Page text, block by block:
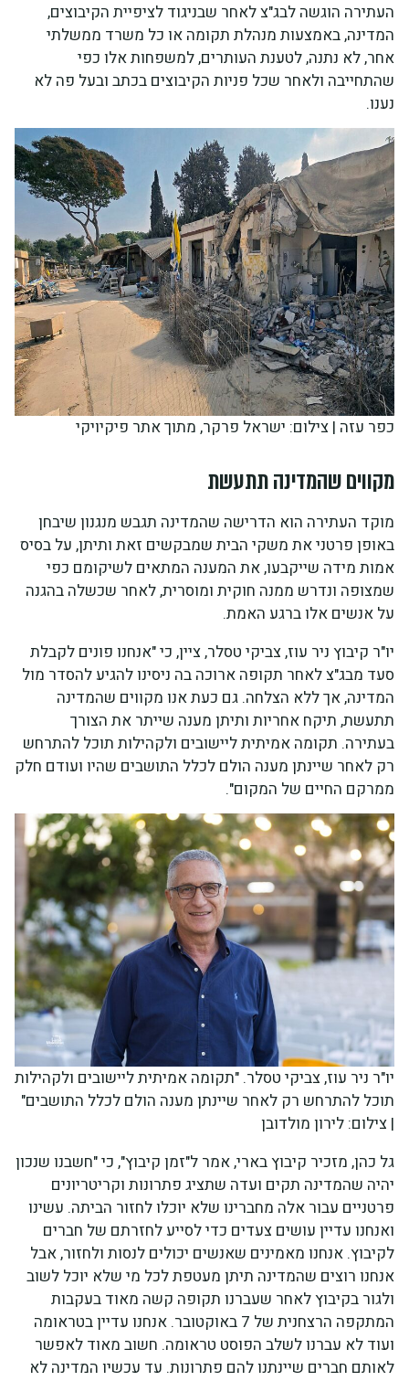
העתירה הוגשה לבג"צ לאחר שבניגוד לציפיית הקיבוצים,
המדינה, באמצעות מנהלת תקומה או כל משרד ממשלתי
אחר, לא נתנה, לטענת העותרים, למשפחות אלו כפי
שהתחייבה ולאחר שכל פניות הקיבוצים בכתב ובעל פה לא
נענו.
כפר עזה | צילום: ישראל פרקר, מתוך אתר פיקיויקי
מקווים שהמדינה תתעשת
מוקד העתירה הוא הדרישה שהמדינה תגבש מנגנון שיבחן
באופן פרטני את משקי הבית שמבקשים זאת ותיתן, על בסיס
אמות מידה שייקבעו, את המענה המתאים לשיקומם כפי
שמצופה ונדרש ממנה חוקית ומוסרית, לאחר שכשלה בהגנה
על אנשים אלו ברגע האמת.
יו"ר קיבוץ ניר עוז, צביקי טסלר, ציין, כי "אנחנו פונים לקבלת
סעד מבג"צ לאחר תקופה ארוכה בה ניסינו להגיע להסדר מול
המדינה, אך ללא הצלחה. גם כעת אנו מקווים שהמדינה
תתעשת, תיקח אחריות ותיתן מענה שייתר את הצורך
בעתירה. תקומה אמיתית ליישובים ולקהילות תוכל להתרחש
רק לאחר שיינתן מענה הולם לכלל התושבים שהיו ועודם חלק
ממרקם החיים של המקום".
יו"ר ניר עוז, צביקי טסלר. "תקומה אמיתית ליישובים ולקהילות
תוכל להתרחש רק לאחר שיינתן מענה הולם לכלל התושבים"
| צילום: לירון מולדובן
גל כהן, מזכיר קיבוץ בארי, אמר ל"זמן קיבוץ", כי "חשבנו שנכון
יהיה שהמדינה תקים ועדה שתציג פתרונות וקריטריונים
פרטניים עבור אלה מחברינו שלא יוכלו לחזור הביתה. עשינו
ואנחנו עדיין עושים צעדים כדי לסייע לחזרתם של חברים
לקיבוץ. אנחנו מאמינים שאנשים יכולים לנסות ולחזור, אבל
אנחנו רוצים שהמדינה תיתן מעטפת לכל מי שלא יוכל לשוב
ולגור בקיבוץ לאחר שעברנו תקופה קשה מאוד בעקבות
המתקפה הרצחנית של 7 באוקטובר. אנחנו עדיין בטראומה
ועוד לא עברנו לשלב הפוסט טראומה. חשוב מאוד לאפשר
לאותם חברים שיינתנו להם פתרונות. עד עכשיו המדינה לא